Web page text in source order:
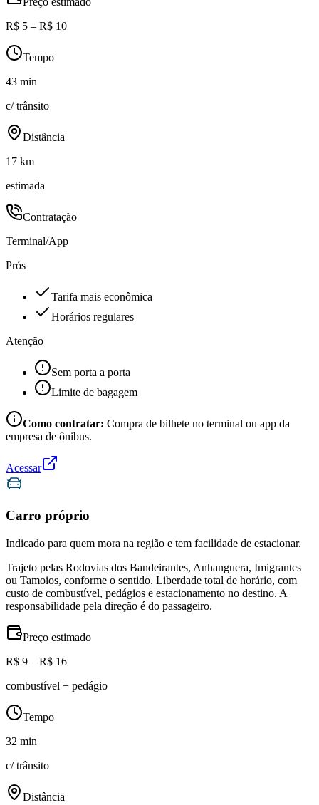
R$ 5 – R$ 10
Tempo
43 min
c/ trânsito
Distância
17 km
estimada
Contratação
Terminal/App
Prós
Tarifa mais econômica
Horários regulares
Atenção
Sem porta a porta
Limite de bagagem
Como contratar: Compra de bilhete no terminal ou app da
empresa de ônibus.
Acessar
Carro próprio
Indicado para quem mora na região e tem facilidade de estacionar.
Trajeto pelas Rodovias dos Bandeirantes, Anhanguera, Imigrantes
ou Tamoios, conforme o sentido. Liberdade total de horário, com
custo de combustível, pedágios e estacionamento no destino. A
responsabilidade pela direção é do passageiro.
Preço estimado
R$ 9 – R$ 16
combustível + pedágio
Tempo
32 min
c/ trânsito
Distância